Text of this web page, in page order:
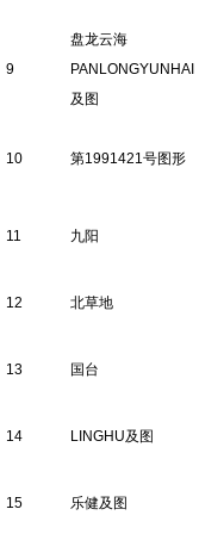
9
盘龙云海
PANLONGYUNHAI
及图
10 第1991421号图形
11 九阳
12 北草地
13 国台
14 LINGHU及图
15 乐健及图